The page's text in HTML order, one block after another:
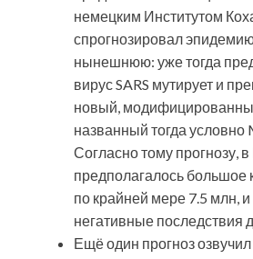
немецким Институтом
спрогнозировал
нынешнюю: уже тогда
вирус SARS мутирует и
новый,
названный тогда условно
Согласно тому прогнозу,
предполагалось большое
по крайней мере 7.5 млн,
негативные последствия
Ещё один прогноз